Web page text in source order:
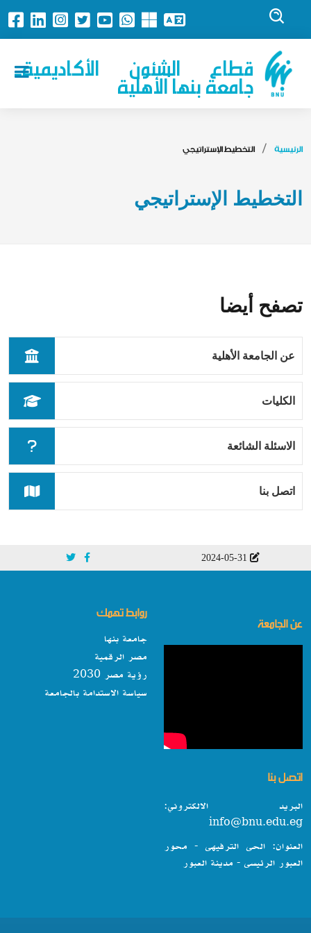
قطاع الشئون الأكاديمية-
جامعة بنها الأهلية
الرئيسية التخطيط الإستراتيجي
التخطيط الإستراتيجي
تصفح أيضا
عن الجامعة الأهلية
الكليات
الاسئلة الشائعة
اتصل بنا
عن الجامعة
روابط تهمك
جامعة بنها
مصر الرقمية
رؤية مصر 2030
سياسة الاستدامة بالجامعة
اتصل بنا
البريد الالكتروني:
info@bnu.edu.eg
العنوان: الحى الترفيهى - محور
العبور الرئيسى - مدينة العبور